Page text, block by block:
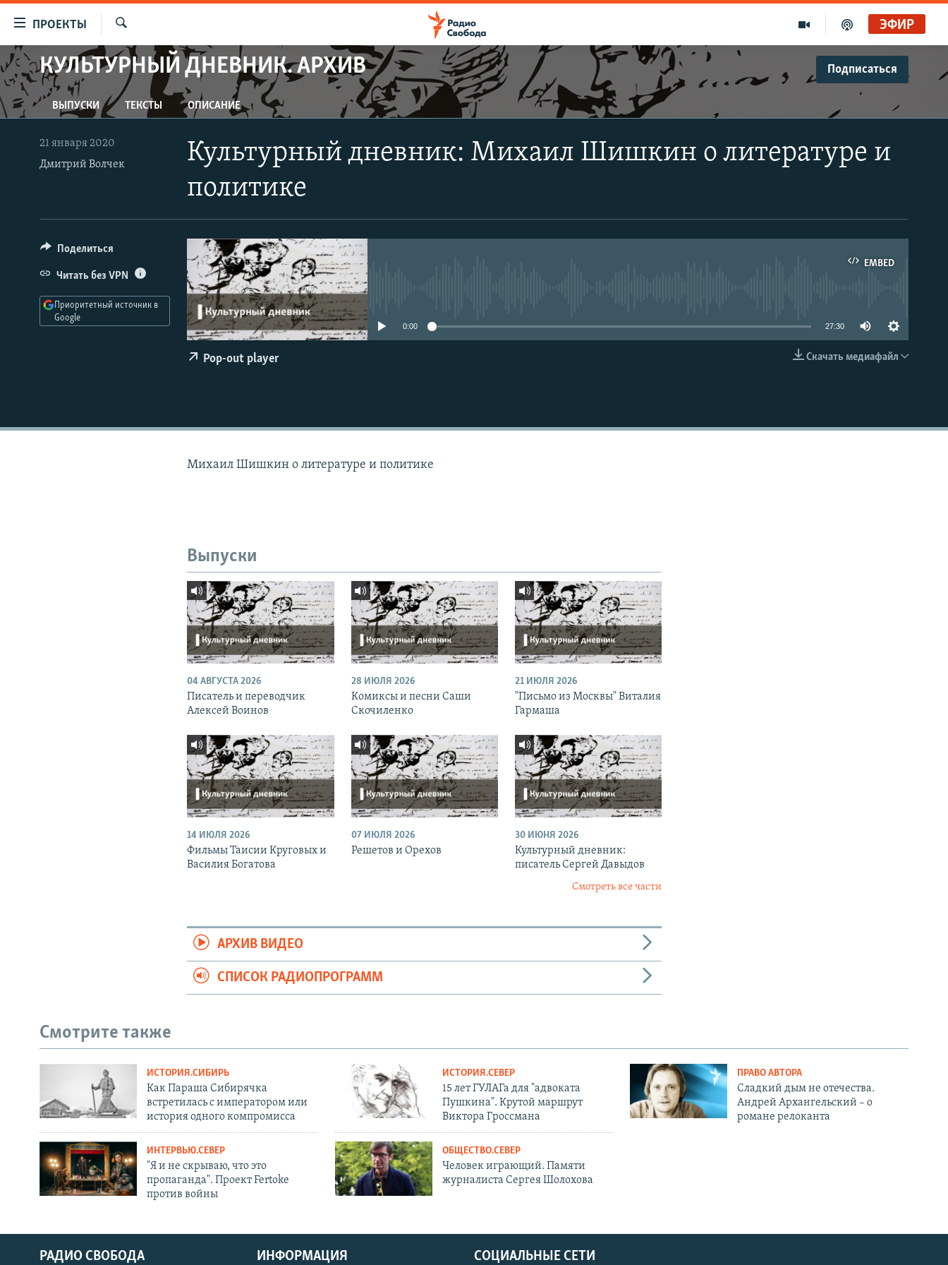
упрощенного
доступа
Вернуться
к
основному
содержанию
Вернутся
ПРОЕКТЫ
ПРОГРАММЫ
ПОДКАСТЫ
АВТОРСКИЕ ПРОЕКТЫ
ЦИТАТЫ СВОБОДЫ
МНЕНИЯ
IDEL.РЕАЛИИ
КАВКАЗ.РЕАЛИИ
СЕВЕР.РЕАЛИИ
СИБИРЬ.РЕАЛИИ
РАСПИСАНИЕ ВЕЩАНИЯ
Искать
ЭФИР
КУЛЬТУРНЫЙ ДНЕВНИК. АРХИВ Подписаться
ВЫПУСКИ ТЕКСТЫ ОПИСАНИЕ
Культурный дневник: Михаил Шишкин о литературе и
политике
21 января 2020
Дмитрий Волчек
EMBED
EMBED
0:00 27:30
Скачать медиафайл
Pop-out player
Поделиться
Читать без VPN
Приоритетный источник в
Google
Михаил Шишкин о литературе и политике
Выпуски
04 АВГУСТА 2026
Писатель и переводчик
Алексей Воинов
28 ИЮЛЯ 2026
Комиксы и песни Саши
Скочиленко
21 ИЮЛЯ 2026
"Письмо из Москвы" Виталия
Гармаша
14 ИЮЛЯ 2026
Фильмы Таисии Круговых и
Василия Богатова
07 ИЮЛЯ 2026
Решетов и Орехов
30 ИЮНЯ 2026
Культурный дневник:
писатель Сергей Давыдов
Смотреть все части
АРХИВ ВИДЕО
СПИСОК РАДИОПРОГРАММ
Смотрите также
ИСТОРИЯ.СИБИРЬ
Как Параша Сибирячка
встретилась с императором или
история одного компромисса
ИСТОРИЯ.СЕВЕР
15 лет ГУЛАГа для "адвоката
Пушкина". Крутой маршрут
Виктора Гроссмана
ПРАВО АВТОРА
Сладкий дым не отечества.
Андрей Архангельский – о
романе релоканта
ИНТЕРВЬЮ.СЕВЕР
"Я и не скрываю, что это
пропаганда". Проект Fertoke
против войны
ОБЩЕСТВО.СЕВЕР
Человек играющий. Памяти
журналиста Сергея Шолохова
СОЦИАЛЬНЫЕ СЕТИ
РАДИО СВОБОДА ИНФОРМАЦИЯ